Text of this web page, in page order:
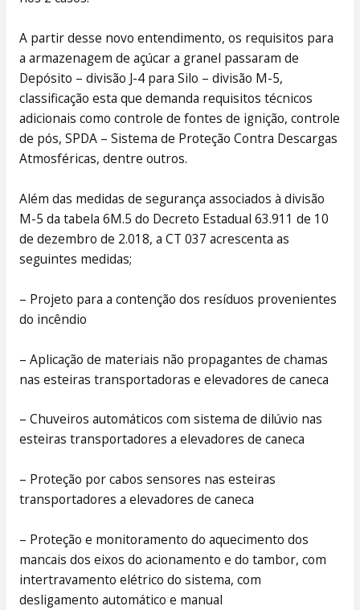
A partir desse novo entendimento, os requisitos para
a armazenagem de açúcar a granel passaram de
Depósito – divisão J-4 para Silo – divisão M-5,
classificação esta que demanda requisitos técnicos
adicionais como controle de fontes de ignição, controle
de pós, SPDA – Sistema de Proteção Contra Descargas
Atmosféricas, dentre outros.
Além das medidas de segurança associados à divisão
M-5 da tabela 6M.5 do Decreto Estadual 63.911 de 10
de dezembro de 2.018, a CT 037 acrescenta as
seguintes medidas;
– Projeto para a contenção dos resíduos provenientes
do incêndio
– Aplicação de materiais não propagantes de chamas
nas esteiras transportadoras e elevadores de caneca
– Chuveiros automáticos com sistema de dilúvio nas
esteiras transportadores a elevadores de caneca
– Proteção por cabos sensores nas esteiras
transportadores a elevadores de caneca
– Proteção e monitoramento do aquecimento dos
mancais dos eixos do acionamento e do tambor, com
intertravamento elétrico do sistema, com
desligamento automático e manual